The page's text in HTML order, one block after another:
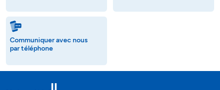
Communiquer avec nous
par téléphone